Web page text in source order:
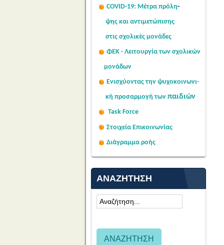
COVID-19: Μέτρα πρόλη-
ψης και αντιμετώπισης
στις σχολικές μονάδες
ΦΕΚ - Λειτουργία των σχολικών
μονάδων
Ενισχύοντας την ψυχοκοινωνι-
κή προσαρμογή των παιδιών
Task Force
Στοιχεία Επικοινωνίας
Διάγραμμα ροής
ΑΝΑΖΉΤΗΣΗ